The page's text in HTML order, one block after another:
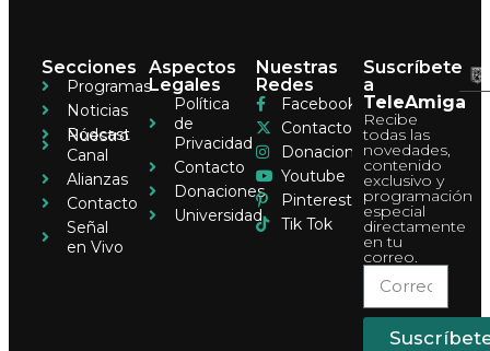
Secciones
Programas
Noticias
Pódcast
Nuestro
Canal
Alianzas
Contacto
Señal
en Vivo
Aspectos
Legales
Política
de
Privacidad
Contacto
Donaciones
Universidad
Nuestras
Redes
Facebook
Contacto
Donaciones
Youtube
Pinterest
Tik Tok
Suscríbete
a
TeleAmiga
Recibe
todas las
novedades,
contenido
exclusivo y
programación
especial
directamente
en tu
correo.